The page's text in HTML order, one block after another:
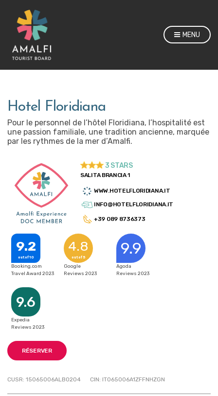
MENU
Hotel Floridiana
Pour le personnel de l’hôtel Floridiana, l’hospitalité est
une passion familiale, une tradition ancienne, marquée
par les rythmes de la mer d’Amalfi.
3 STARS
SALITA BRANCIA 1
WWW.HOTELFLORIDIANA.IT
INFO@HOTELFLORIDIANA.IT
+39 089 8736373
9.2
out of 10
Booking.com
Travel Award 2023
4.8
out of 5
Google
Reviews 2023
9.9
Agoda
Reviews 2023
9.6
Expedia
Reviews 2023
RÉSERVER
CUSR: 15065006ALB0204 CIN: IT065006A1ZFFNHZGN